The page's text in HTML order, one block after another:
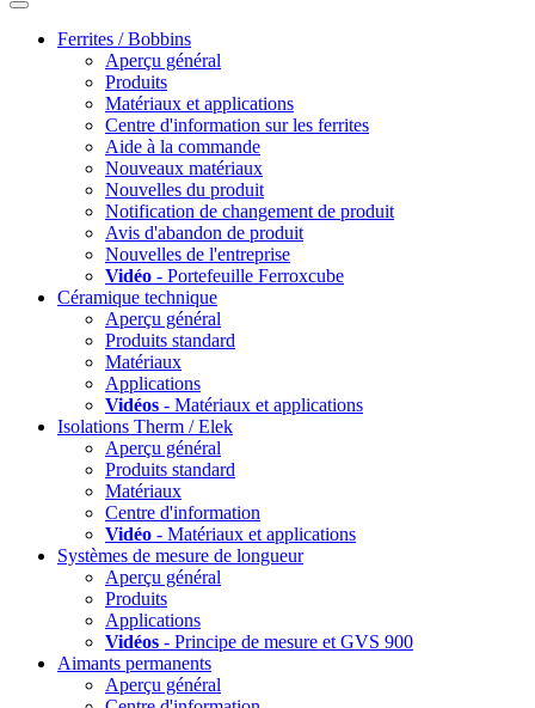
Ferrites / Bobbins
Aperçu général
Produits
Matériaux et applications
Centre d'information sur les ferrites
Aide à la commande
Nouveaux matériaux
Nouvelles du produit
Notification de changement de produit
Avis d'abandon de produit
Nouvelles de l'entreprise
Vidéo - Portefeuille Ferroxcube
Céramique technique
Aperçu général
Produits standard
Matériaux
Applications
Vidéos - Matériaux et applications
Isolations Therm / Elek
Aperçu général
Produits standard
Matériaux
Centre d'information
Vidéo - Matériaux et applications
Systèmes de mesure de longueur
Aperçu général
Produits
Applications
Vidéos - Principe de mesure et GVS 900
Aimants permanents
Aperçu général